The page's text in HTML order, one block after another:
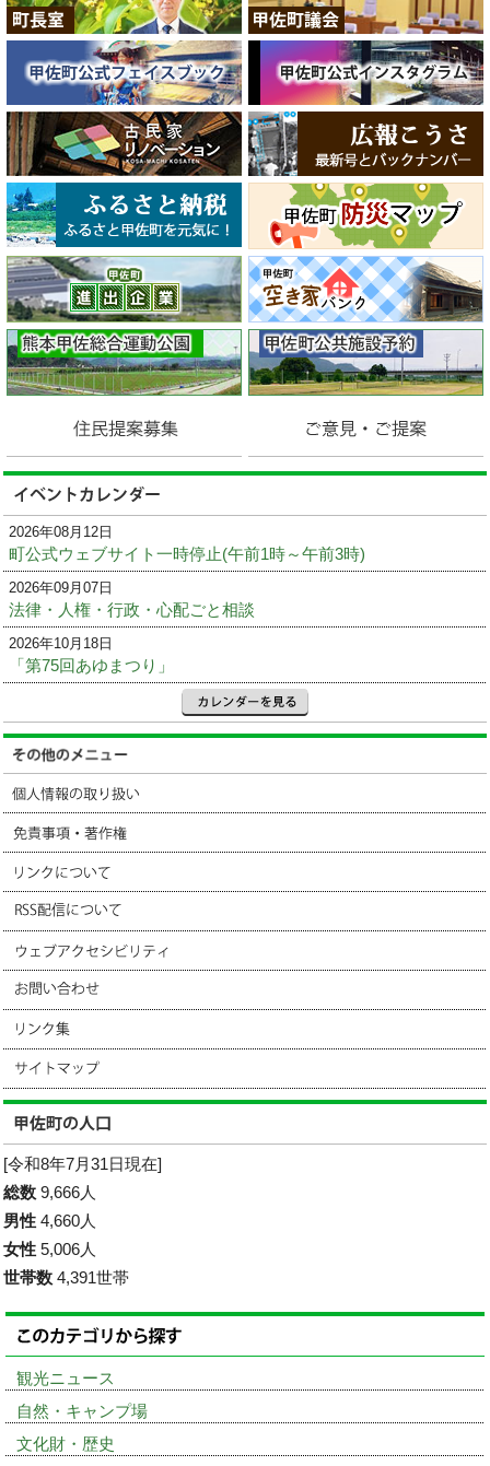
2026年08月12日
町公式ウェブサイト一時停止(午前1時～午前3時)
2026年09月07日
法律・人権・行政・心配ごと相談
2026年10月18日
「第75回あゆまつり」
[令和8年7月31日現在]
総数 9,666人
男性 4,660人
女性 5,006人
世帯数 4,391世帯
観光ニュース
自然・キャンプ場
文化財・歴史